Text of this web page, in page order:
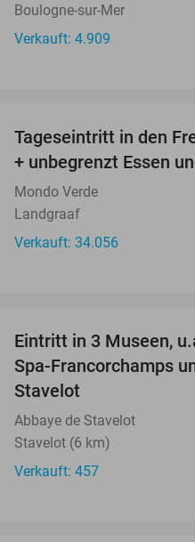
Boulogne-sur-Mer
Verkauft: 4.909
Tageseintritt in den
+ unbegrenzt Essen
Mondo Verde
Landgraaf
Verkauft: 34.056
Eintritt in 3 Museen,
Spa-Francorchamps
Stavelot
Abbaye de Stavelot
Stavelot (6 km)
Verkauft: 457